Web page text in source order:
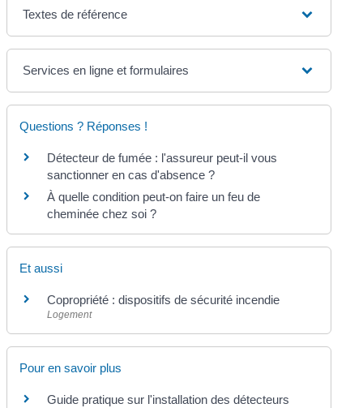
Textes de référence
Services en ligne et formulaires
Questions ? Réponses !
Détecteur de fumée : l'assureur peut-il vous
sanctionner en cas d'absence ?
À quelle condition peut-on faire un feu de
cheminée chez soi ?
Et aussi
Copropriété : dispositifs de sécurité incendie
Logement
Pour en savoir plus
Guide pratique sur l'installation des détecteurs